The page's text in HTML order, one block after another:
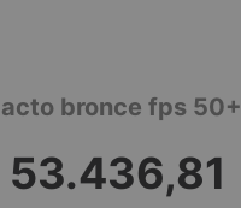
bronce fps 50+
53.436,81